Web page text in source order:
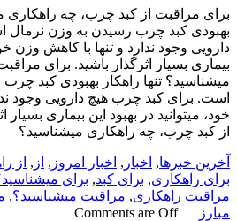
برای مراقبت از کبد چرب، چه راهکاری
بهبودی کبد چرب رسیدن به وزن نرمال
دارویی وجود ندارد و تنها با کاهش وزن
بیماری بسیار اثرگذار باشید. برای
میشناسید؟ تنها راهکار بهبودی کبد
است. برای کبد چرب هیچ دارویی وجود
خود، میتوانید در بهبود این بیماری
از کبد چرب، چه راهکاری میشناسید؟
آخرین خبرها, اخبار , اخبار امروز , از , از
برای راهکاری, برای کبد, برای
مراقبت راهکاری, مراقبت میشناسید؟,
مبارز
Comments are Off